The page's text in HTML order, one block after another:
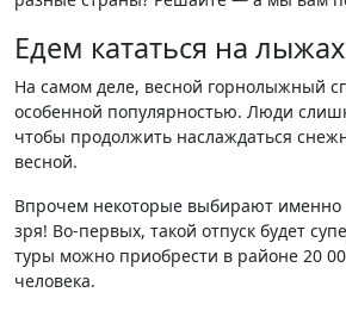
Едем кататься на лыжах
На самом деле, весной горнолыжный
особенной популярностью. Люди
чтобы продолжить наслаждаться
весной.
Впрочем некоторые выбирают
зря! Во-первых, такой отпуск будет
туры можно приобрести в районе 20
человека.